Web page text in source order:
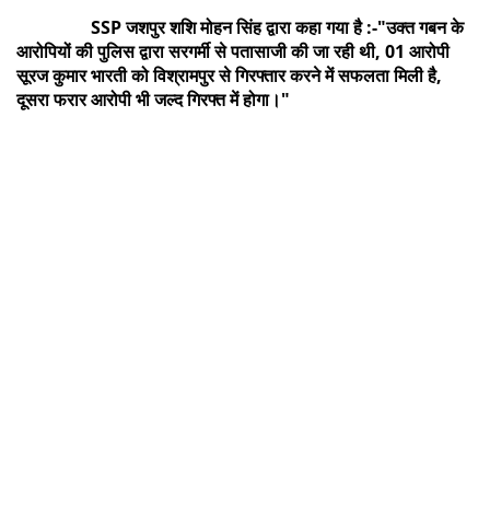
SSP जशपुर शशि मोहन सिंह द्वारा कहा गया है :-"उक्त गबन के
आरोपियों की पुलिस द्वारा सरगर्मी से पतासाजी की जा रही थी, 01 आरोपी
सूरज कुमार भारती को विश्रामपुर से गिरफ्तार करने में सफलता मिली है,
दूसरा फरार आरोपी भी जल्द गिरफ्त में होगा।"